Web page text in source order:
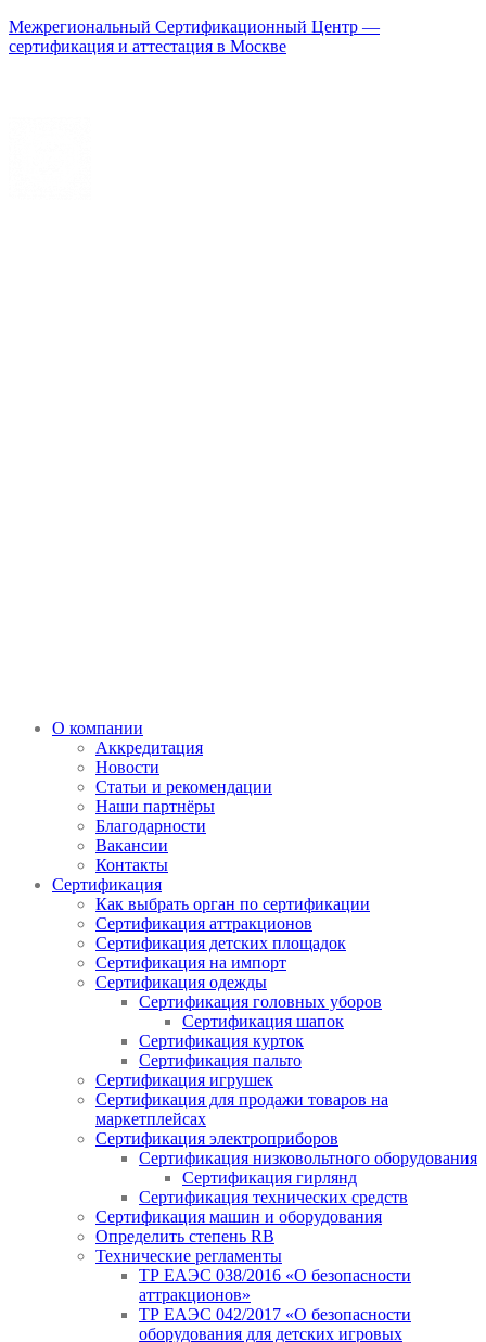
Межрегиональный Сертификационный Центр —
сертификация и аттестация в Москве
О компании
Аккредитация
Новости
Статьи и рекомендации
Наши партнёры
Благодарности
Вакансии
Контакты
Сертификация
Как выбрать орган по сертификации
Сертификация аттракционов
Сертификация детских площадок
Сертификация на импорт
Сертификация одежды
Сертификация головных уборов
Сертификация шапок
Сертификация курток
Сертификация пальто
Сертификация игрушек
Сертификация для продажи товаров на
маркетплейсах
Сертификация электроприборов
Сертификация низковольтного оборудования
Сертификация гирлянд
Сертификация технических средств
Сертификация машин и оборудования
Определить степень RB
Технические регламенты
ТР ЕАЭС 038/2016 «О безопасности
аттракционов»
ТР ЕАЭС 042/2017 «О безопасности
оборудования для детских игровых